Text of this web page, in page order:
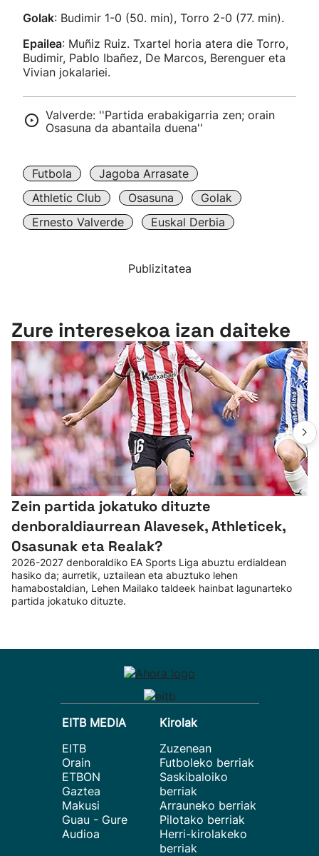
Golak: Budimir 1-0 (50. min), Torro 2-0 (77. min).
Epailea: Muñiz Ruiz. Txartel horia atera die Torro,
Budimir, Pablo Ibañez, De Marcos, Berenguer eta
Vivian jokalariei.
Valverde: ''Partida erabakigarria zen; orain
Osasuna da abantaila duena''
Futbola
Jagoba Arrasate
Athletic Club
Osasuna
Golak
Ernesto Valverde
Euskal Derbia
Publizitatea
Zure interesekoa izan daiteke
Zein partida jokatuko dituzte
denboraldiaurrean Alavesek, Athleticek,
Osasunak eta Realak?
2026-2027 denboraldiko EA Sports Liga abuztu erdialdean
hasiko da; aurretik, uztailean eta abuztuko lehen
hamabostaldian, Lehen Mailako taldeek hainbat lagunarteko
partida jokatuko dituzte.
EITB MEDIA
EITB
Orain
ETBON
Gaztea
Makusi
Guau - Gure
Audioa
Kirolak
Zuzenean
Futboleko berriak
Saskibaloiko
berriak
Arrauneko berriak
Pilotako berriak
Herri-kirolakeko
berriak